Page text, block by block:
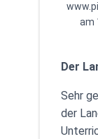
am
Der
Sehr
der